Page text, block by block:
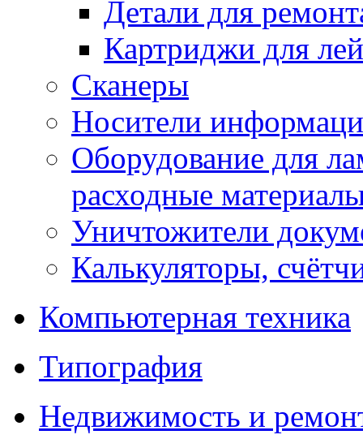
Детали для
Картриджи для
Сканеры
Носители
Оборудование для
расходные
Уничтожители
Калькуляторы,
Компьютерная техника
Типография
Недвижимость и